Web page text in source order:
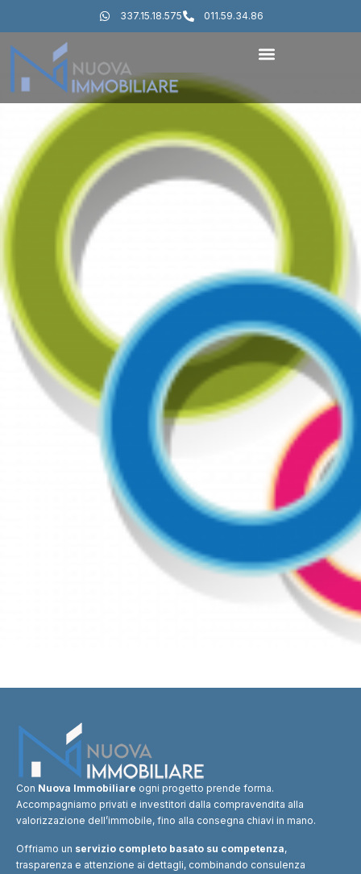
337.15.18.575 011.59.34.86
Con Nuova Immobiliare ogni progetto prende forma.
Accompagniamo privati e investitori dalla compravendita alla
valorizzazione dell’immobile, fino alla consegna chiavi in mano.
Offriamo un servizio completo basato su competenza,
trasparenza e attenzione ai dettagli, combinando consulenza